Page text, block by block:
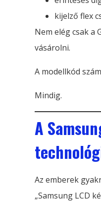
kijelző flex
Nem elég csak a
vásárolni.
A modellkód
Mindig.
A
Az emberek
„Samsung LCD